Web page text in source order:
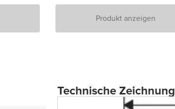
Produkt anzeigen
Technische Zeichnung